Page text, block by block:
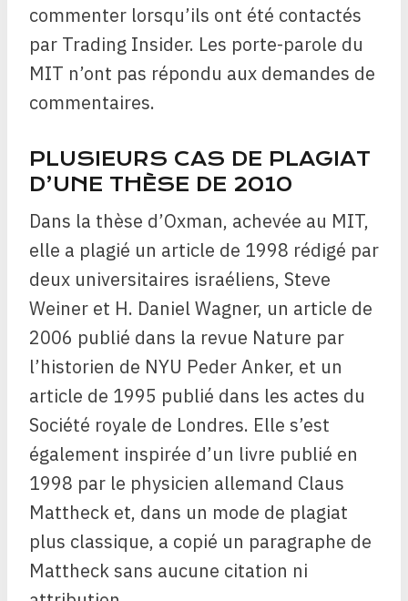
commenter lorsqu’ils ont été contactés
par Trading Insider. Les porte-parole du
MIT n’ont pas répondu aux demandes de
commentaires.
PLUSIEURS CAS DE PLAGIAT
D’UNE THÈSE DE 2010
Dans la thèse d’Oxman, achevée au MIT,
elle a plagié un article de 1998 rédigé par
deux universitaires israéliens, Steve
Weiner et H. Daniel Wagner, un article de
2006 publié dans la revue Nature par
l’historien de NYU Peder Anker, et un
article de 1995 publié dans les actes du
Société royale de Londres. Elle s’est
également inspirée d’un livre publié en
1998 par le physicien allemand Claus
Mattheck et, dans un mode de plagiat
plus classique, a copié un paragraphe de
Mattheck sans aucune citation ni